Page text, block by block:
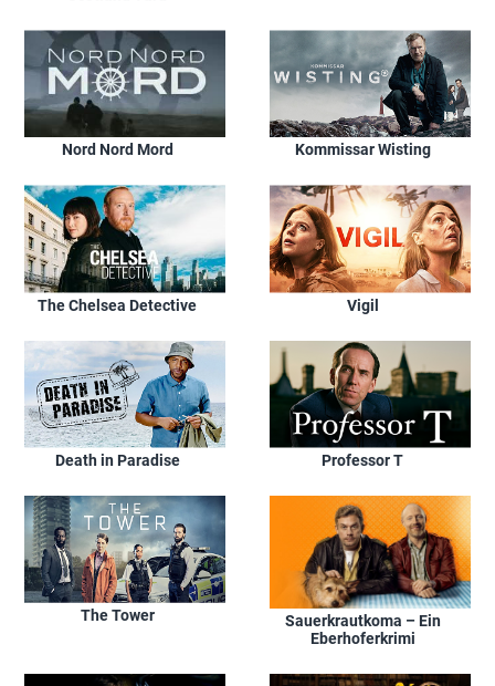
Nord Nord Mord Kommissar Wisting
The Chelsea Detective Vigil
Death in Paradise Professor T
The Tower
Sauerkrautkoma – Ein
Eberhoferkrimi